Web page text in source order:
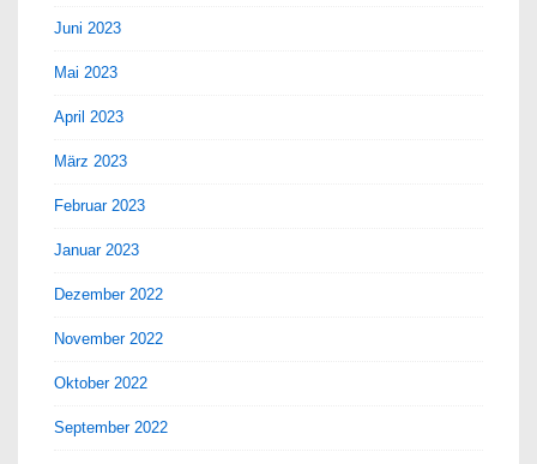
Juni 2023
Mai 2023
April 2023
März 2023
Februar 2023
Januar 2023
Dezember 2022
November 2022
Oktober 2022
September 2022